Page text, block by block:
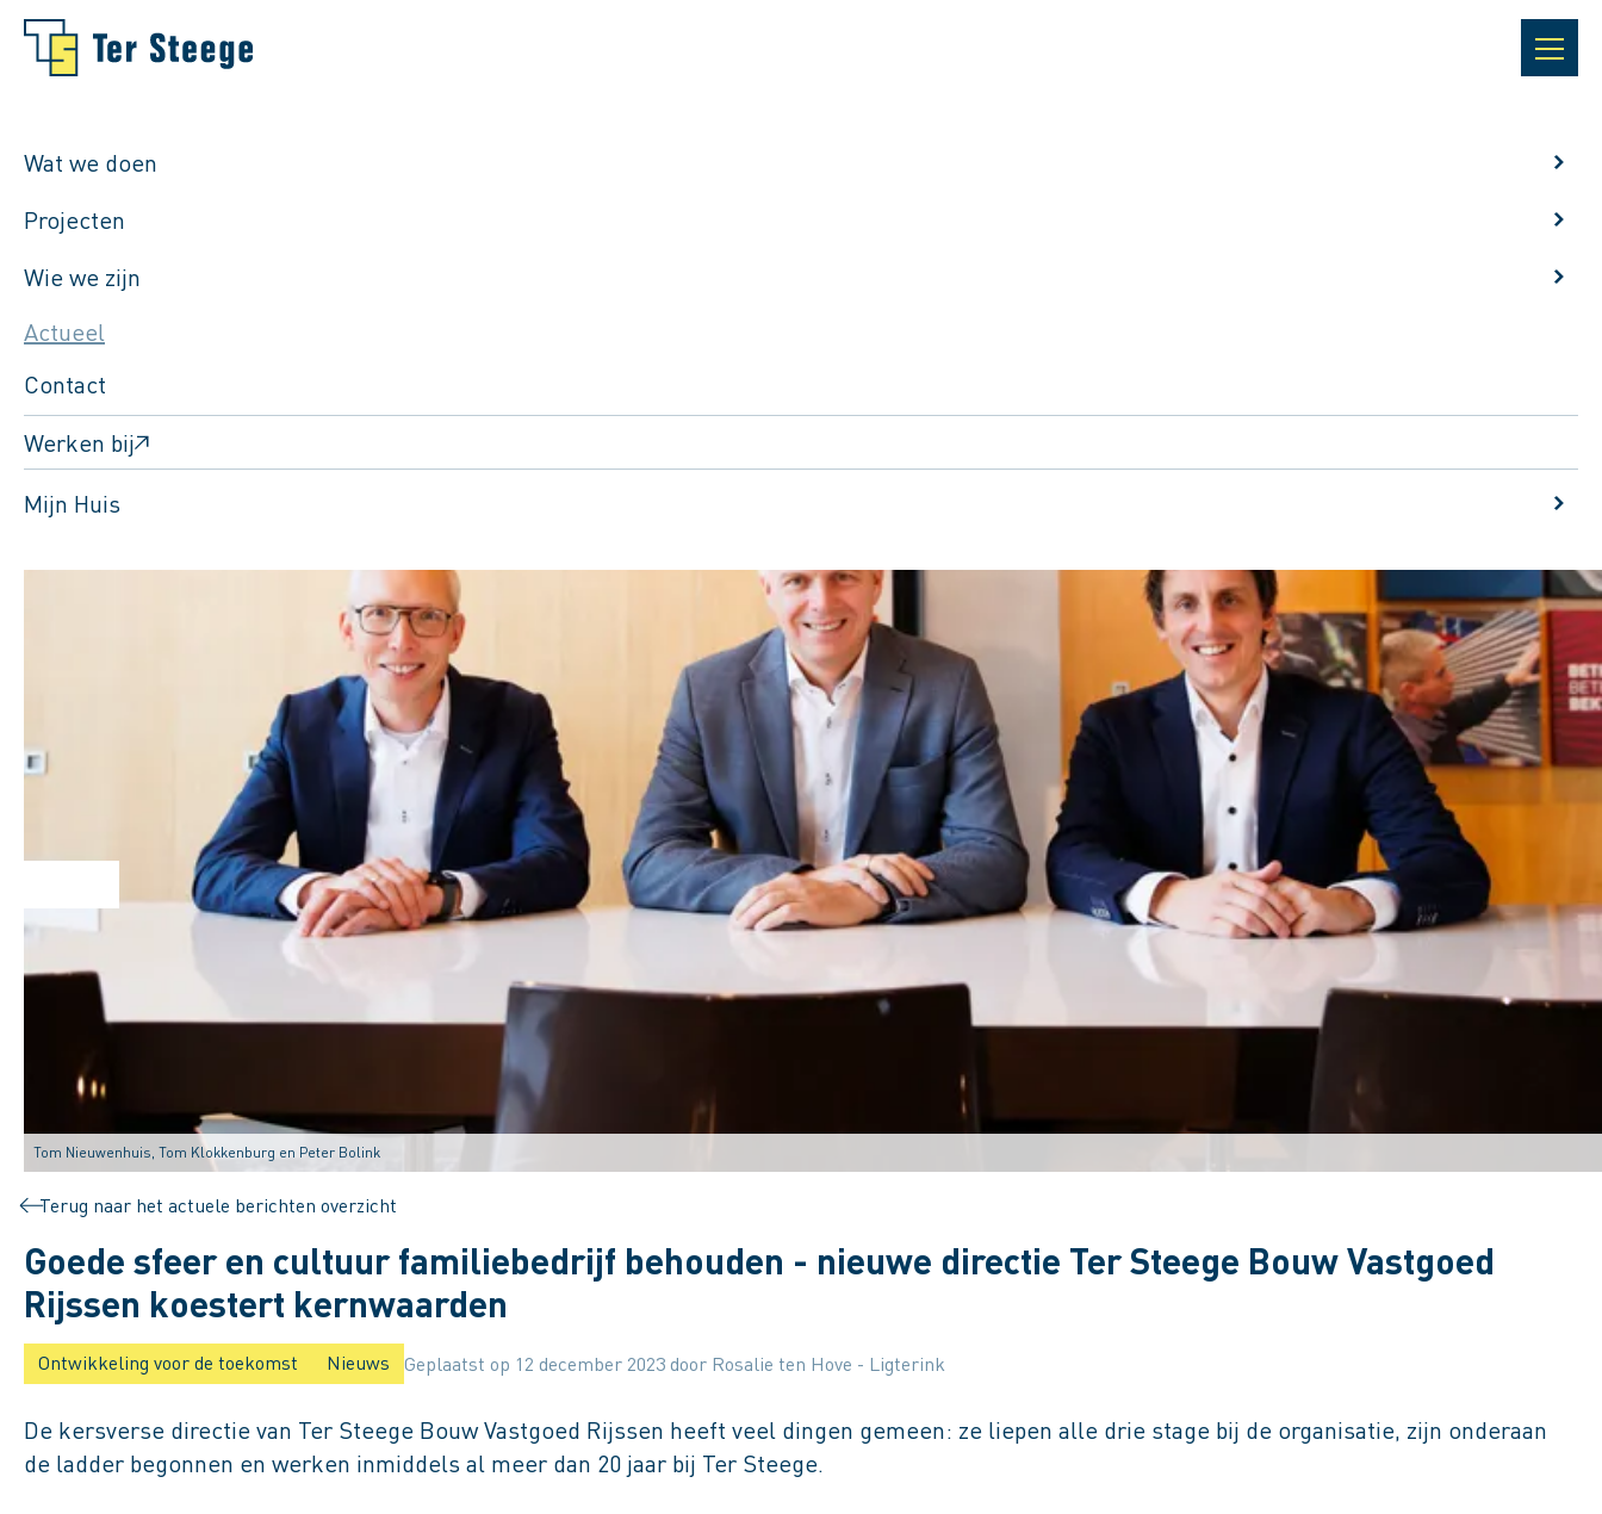
Wat we doen
Projecten
Wie we zijn
Actueel
Contact
Werken bij
Mijn Huis
Tom Nieuwenhuis, Tom Klokkenburg en Peter Bolink
Terug naar het actuele berichten overzicht
Goede sfeer en cultuur familiebedrijf behouden - nieuwe directie Ter Steege Bouw Vastgoed
Rijssen koestert kernwaarden
Ontwikkeling voor de toekomst Nieuws Geplaatst op 12 december 2023 door Rosalie ten Hove - Ligterink
De kersverse directie van Ter Steege Bouw Vastgoed Rijssen heeft veel dingen gemeen: ze liepen alle drie stage bij de organisatie, zijn onderaan
de ladder begonnen en werken inmiddels al meer dan 20 jaar bij Ter Steege.